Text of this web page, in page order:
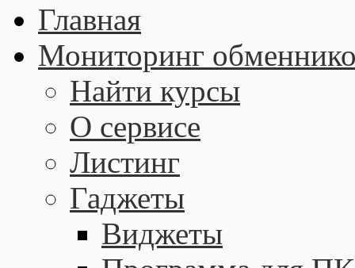
Главная
Мониторинг
Найти курсы
О сервисе
Листинг
Гаджеты
Виджеты